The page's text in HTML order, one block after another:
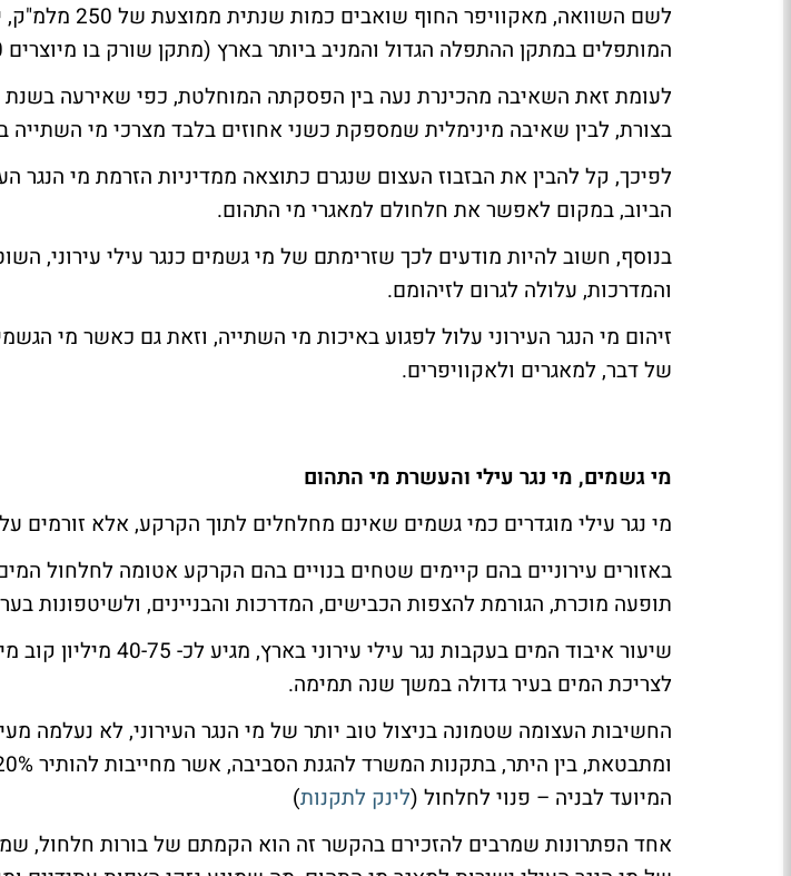
לשם השוואה, מאקוויפר
המותפלים במתקן ההתפלה הגדול והמניב ביותר בארץ (מתקן שורק בו מיוצרים 150 מלמ"ק מים בשנה).
בצורת, לבין שאיבה מינימלית שמספקת כשני אחוזים בלבד מצרכי מי השתייה
לפיכך, קל להבין את הבזבוז העצום שנגרם כתוצאה ממדיניות הזרמת מי הנגר
הביוב, במקום לאפשר את חלחולם למאגרי מי התהום.
בנוסף, חשוב להיות מודעים לכך שזרימתם של מי גשמים כנגר עילי עירוני,
והמדרכות, עלולה לגרום לזיהומם.
זיהום מי הנגר העירוני עלול לפגוע באיכות מי השתייה, וזאת גם כאשר מי
של דבר, למאגרים ולאקוויפרים.
מי גשמים, מי נגר עילי והעשרת מי התהום
מי נגר עילי מוגדרים כמי גשמים שאינם מחלחלים לתוך הקרקע, אלא זורמים
באזורים עירוניים בהם קיימים שטחים בנויים בהם הקרקע אטומה לחלחול
תופעה מוכרת, הגורמת להצפות הכבישים, המדרכות והבניינים, ולשיטפונות
שיעור איבוד המים בעקבות נגר
לצריכת המים בעיר גדולה במשך שנה תמימה.
החשיבות העצומה שטמונה בניצול טוב יותר של מי הנגר העירוני, לא נעלמה
המיועד לבניה – פנוי לחלחול (לינק לתקנות)
אחד הפתרונות שמרבים להזכירם בהקשר זה הוא הקמתם של בורות חלחול,